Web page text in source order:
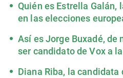
Quién es Estrella Galán,
en las elecciones
Así es Jorge Buxadé, de
ser candidato de Vox a
Diana Riba, la candidata